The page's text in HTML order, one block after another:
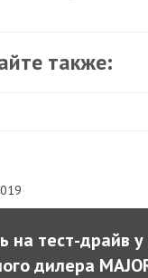
также:
на тест-драйв у
дилера